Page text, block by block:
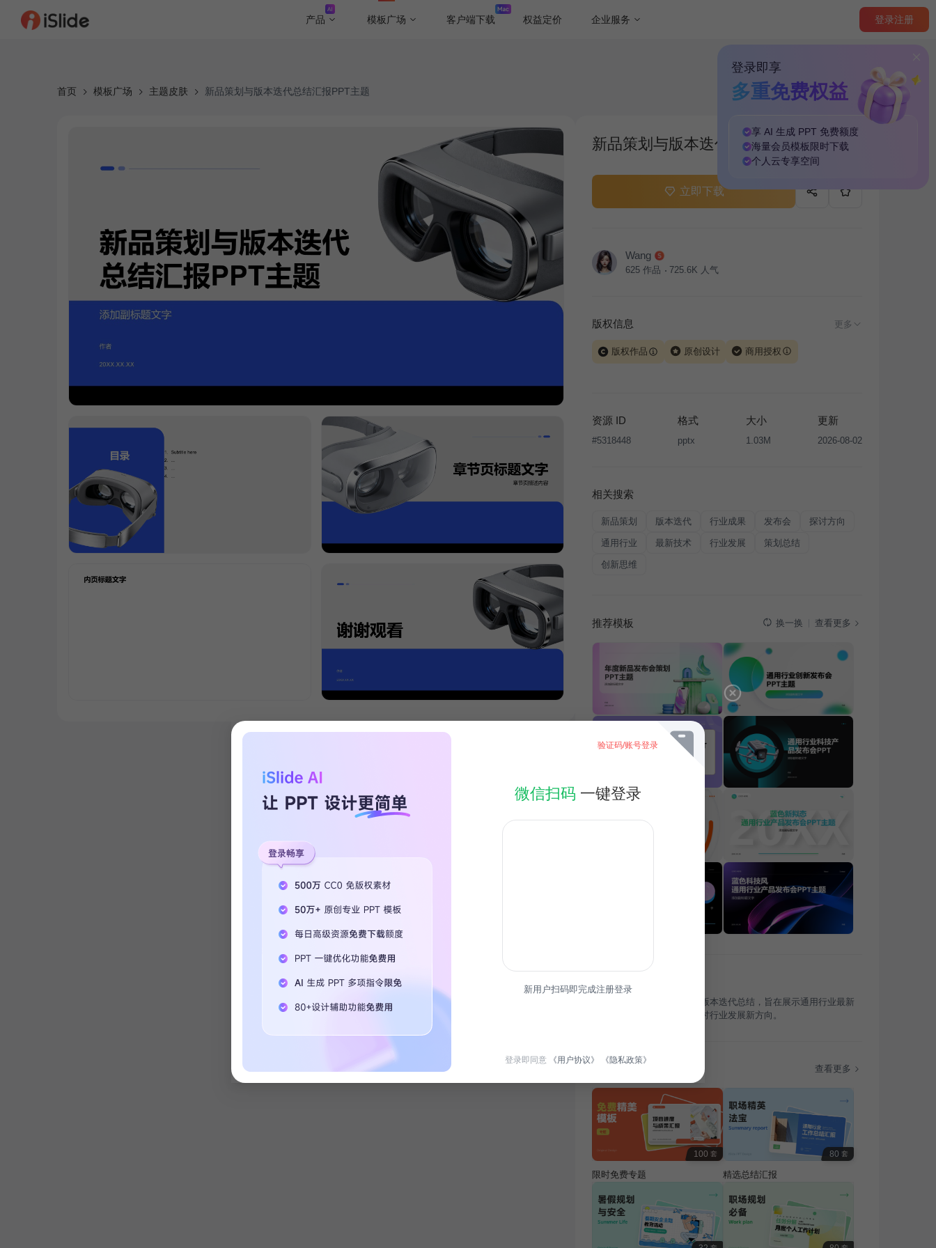
产品 模板广场 客户端下载 权益定价 企业服务 登录注册
登录即享
多重免费权益
享 AI 生成 PPT 免费额度
海量会员模板 限时下载
个人云专享空间
首页 模板广场 主题皮肤 新品策划与版本迭代总结汇报PPT主题
新品策划与版本迭代总结汇报PPT主题
立即下载
Wang
625 作品 725.6K 人气
版权信息 更多
版权作品 原创设计 商用授权
让、出售或出租，未经投权许可任何人不得擅自转载和分发，否则
将接照我国著作权法的相关规定承担相应法律责任。
资源 ID
#5318448
格式
pptx
大小
1.03M
更新
2026-08-02
相关搜索
新品策划 版本迭代 行业成果 发布会 探讨方向
通用行业 最新技术 行业发展 策划总结
创新思维
推荐模板 换一换 查看更多
本次发布会聚焦新品策划与版本迭代总结，旨在展示通用行业最新
成果，邀请各界人士共同探讨行业发展新方向。
查看更多
100 套
限时免费专题
80 套
精选总结汇报
验证码/账号登录
微信扫码 一键登录
新用户扫码即完成注册登录
登录即同意 《用户协议》 《隐私政策》